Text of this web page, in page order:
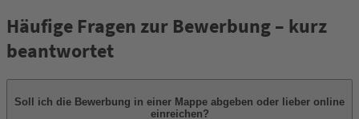
Häufige Fragen zur Bewerbung – kurz
beantwortet
Soll ich die Bewerbung in einer Mappe abgeben oder lieber online
einreichen?